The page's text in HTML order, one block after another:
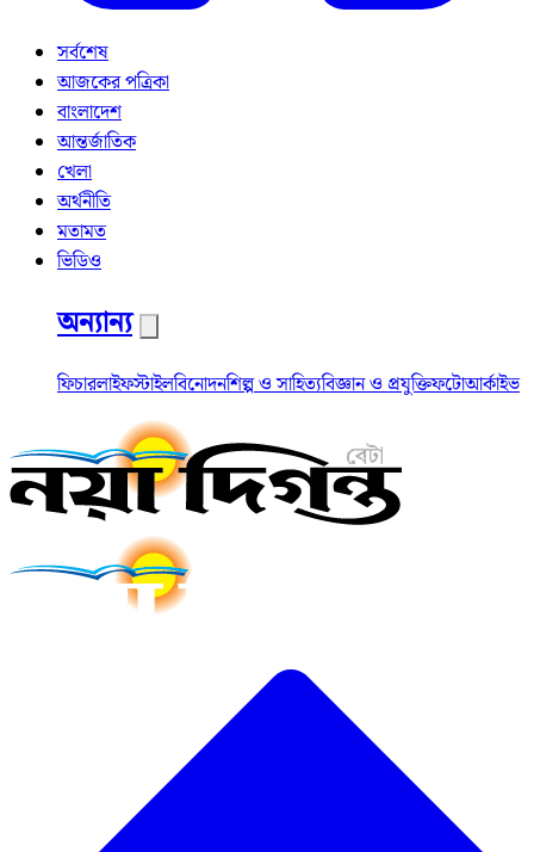
সর্বশেষ
আজকের পত্রিকা
বাংলাদেশ
আন্তর্জাতিক
খেলা
অর্থনীতি
মতামত
ভিডিও
অন্যান্য
ফিচারলাইফস্টাইলবিনোদনশিল্প ও সাহিত্যবিজ্ঞান ও প্রযুক্তিফটোআর্কাইভ